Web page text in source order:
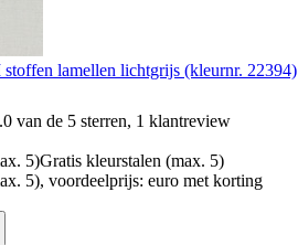
lamellen lichtgrijs (kleurnr. 22394)
van de 5 sterren, 1 klantreview
5)Gratis kleurstalen (max. 5)
5), voordeelprijs: euro met korting